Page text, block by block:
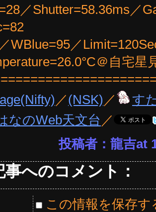
／Shutter=58.36ms／
WBlue=95／
＠自宅星
／(NSK) ／
す
なのWeb天文台 ／
投稿者：龍吉at
へのコメント：
この情報を保存す